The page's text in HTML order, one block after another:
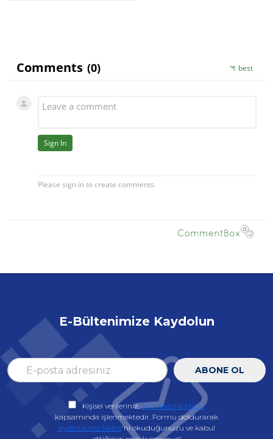
E-Bültenimize Kaydolun
ABONE OL
Kişisel verileriniz, Aydınlatma Metni
kapsamında işlenmektedir. Formu doldurarak
Aydınlatma Metni'ni okuduğunuzu ve kabul